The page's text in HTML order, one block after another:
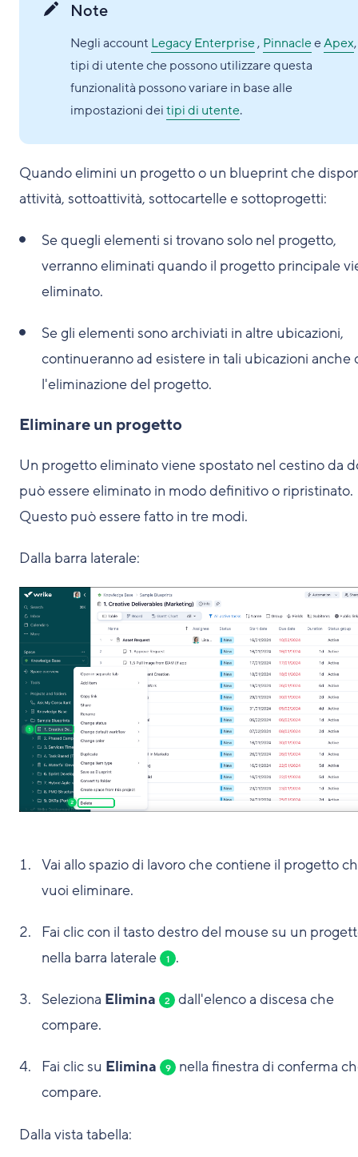
Note
Negli account Legacy Enterprise, PinnacleeApex
tipi di utente che possono utilizzare questa
funzionalità possono variare in base alle
impostazioni deitipi di utente.
Quando elimini un progetto o un blueprint che
attività, sottoattività, sottocartelle e sottoprogetti:
Se quegli elementi si trovano solo nel progetto,
verranno eliminati quando il progetto principale
eliminato.
Se gli elementi sono archiviati in altre ubicazioni,
continueranno ad esistere in tali ubicazioni anche
l'eliminazione del progetto.
Eliminare un progetto
Un progetto eliminato viene spostato nel cestino da
può essere eliminato in modo definitivo o ripristinato.
Questo può essere fatto in tre modi.
Dalla barra laterale:
Vai allo spazio di lavoro che contiene il progetto
vuoi eliminare.
Fai clic con il tasto destro del mouse su un
nella barra laterale
1 .
Seleziona Elimina 2
dall'elenco a discesa che
compare.
Fai clic su Elimina 9
nella finestra di conferma
compare.
Dalla vista tabella: